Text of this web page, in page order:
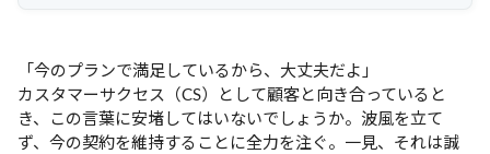
相談する
「今のプランで満足しているから、大丈夫だよ」
カスタマーサクセス（CS）として顧客と向き合っていると
き、この言葉に安堵してはいないでしょうか。波風を立て
ず、今の契約を維持することに全力を注ぐ。一見、それは誠